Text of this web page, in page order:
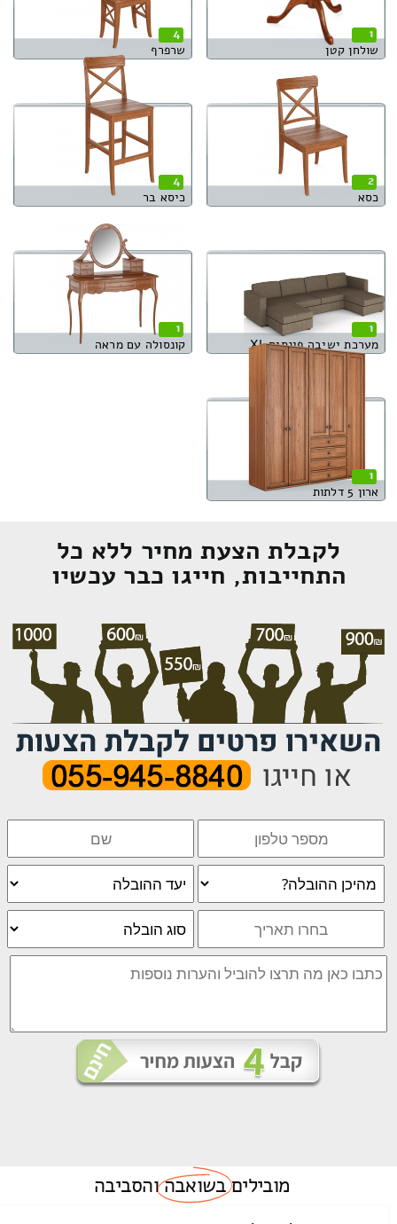
1
שולחן קטן
4
שרפרף
2
כסא
4
כיסא בר
1
מערכת ישיבה פינתית XL
1
קונסולה עם מראה
1
ארון 5 דלתות
לקבלת הצעת מחיר ללא כל
התחייבות, חייגו כבר עכשיו
מוביליםבשואבהוהסביבה